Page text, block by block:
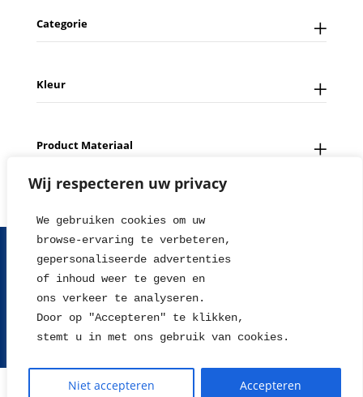
Wij respecteren uw privacy
We gebruiken cookies om uw
browse-ervaring te verbeteren,
gepersonaliseerde advertenties
of inhoud weer te geven en
ons verkeer te analyseren.
Door op "Accepteren" te klikken,
stemt u in met ons gebruik van cookies.
Niet accepteren Accepteren
Categorie
Kleur
Product Materiaal
Contact
Tips en Nieuws
Herroepingsrecht
Retour sturen
Algemene voorwaarden
Disclaimer
2004 - 2026 © WillieJan®
De waardering van www.williejan.com bij WebwinkelKeur Reviews